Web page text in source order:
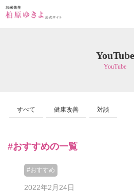
YouTube
YouTube
すべて 健康改善 対談
#おすすめの一覧
#おすすめ
2022年2月24日